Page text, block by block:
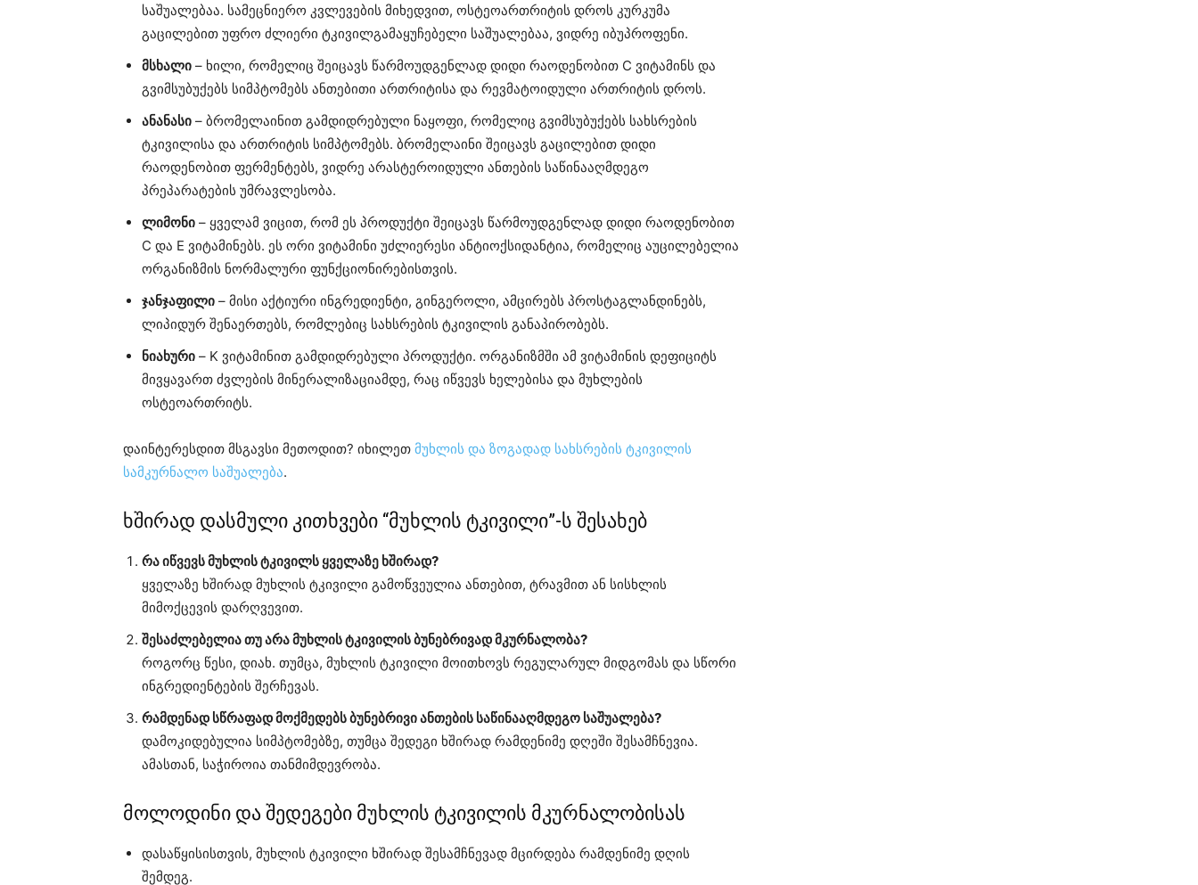
საშუალებაა. სამეცნიერო კვლევების მიხედვით, ოსტეოართრიტის დროს კურკუმა
გაცილებით უფრო ძლიერი ტკივილგამაყუჩებელი საშუალებაა, ვიდრე იბუპროფენი.
მსხალი – ხილი, რომელიც შეიცავს წარმოუდგენლად დიდი რაოდენობით C ვიტამინს და
გვიმსუბუქებს სიმპტომებს ანთებითი ართრიტისა და რევმატოიდული ართრიტის დროს.
ანანასი – ბრომელაინით გამდიდრებული ნაყოფი, რომელიც გვიმსუბუქებს სახსრების
ტკივილისა და ართრიტის სიმპტომებს. ბრომელაინი შეიცავს გაცილებით დიდი
რაოდენობით ფერმენტებს, ვიდრე არასტეროიდული ანთების საწინააღმდეგო
პრეპარატების უმრავლესობა.
ლიმონი – ყველამ ვიცით, რომ ეს პროდუქტი შეიცავს წარმოუდგენლად დიდი რაოდენობით
C და E ვიტამინებს. ეს ორი ვიტამინი უძლიერესი ანტიოქსიდანტია, რომელიც აუცილებელია
ორგანიზმის ნორმალური ფუნქციონირებისთვის.
ჯანჯაფილი – მისი აქტიური ინგრედიენტი, გინგეროლი, ამცირებს პროსტაგლანდინებს,
ლიპიდურ შენაერთებს, რომლებიც სახსრების ტკივილის განაპირობებს.
ნიახური – K ვიტამინით გამდიდრებული პროდუქტი. ორგანიზმში ამ ვიტამინის დეფიციტს
მივყავართ ძვლების მინერალიზაციამდე, რაც იწვევს ხელებისა და მუხლების
ოსტეოართრიტს.
დაინტერესდით მსგავსი მეთოდით? იხილეთ მუხლის და ზოგადად სახსრების ტკივილის
სამკურნალო საშუალება.
ხშირად დასმული კითხვები “მუხლის ტკივილი”-ს შესახებ
რა იწვევს მუხლის ტკივილს ყველაზე ხშირად?
ყველაზე ხშირად მუხლის ტკივილი გამოწვეულია ანთებით, ტრავმით ან სისხლის
მიმოქცევის დარღვევით.
შესაძლებელია თუ არა მუხლის ტკივილის ბუნებრივად მკურნალობა?
როგორც წესი, დიახ. თუმცა, მუხლის ტკივილი მოითხოვს რეგულარულ მიდგომას და სწორი
ინგრედიენტების შერჩევას.
რამდენად სწრაფად მოქმედებს ბუნებრივი ანთების საწინააღმდეგო საშუალება?
დამოკიდებულია სიმპტომებზე, თუმცა შედეგი ხშირად რამდენიმე დღეში შესამჩნევია.
ამასთან, საჭიროია თანმიმდევრობა.
მოლოდინი და შედეგები მუხლის ტკივილის მკურნალობისას
დასაწყისისთვის, მუხლის ტკივილი ხშირად შესამჩნევად მცირდება რამდენიმე დღის
შემდეგ.